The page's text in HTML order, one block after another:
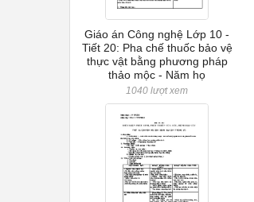
Giáo án Công nghệ Lớp 10 -
Tiết 20: Pha chế thuốc bảo vệ
thực vật bằng phương pháp
thảo mộc - Năm họ
1040 lượt xem